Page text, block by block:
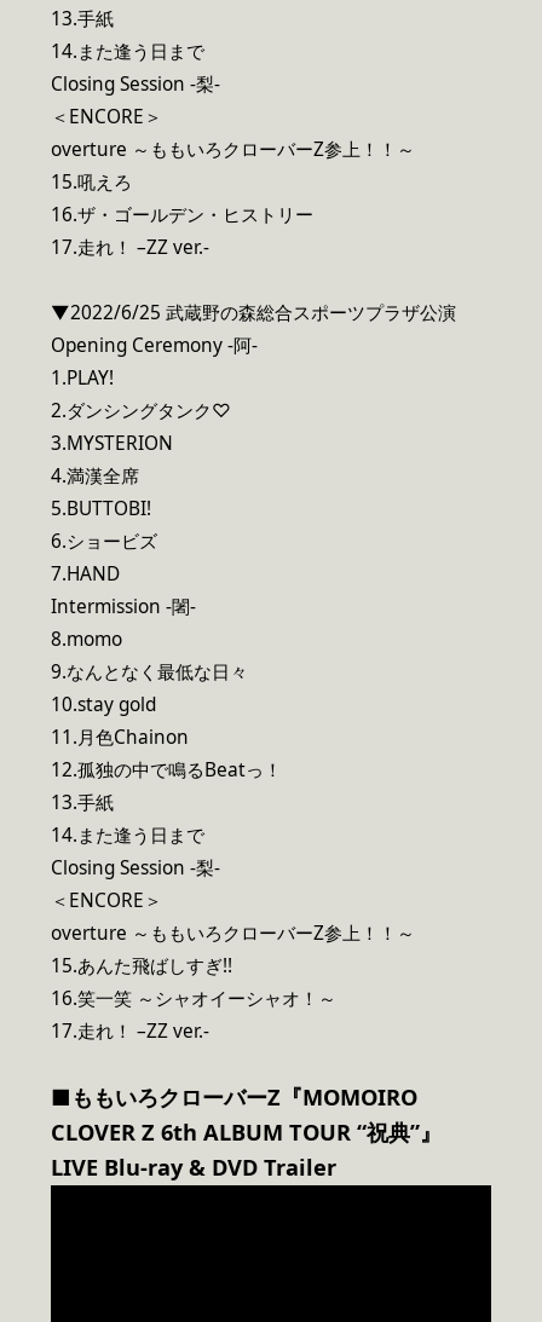
13.手紙
14.また逢う日まで
Closing Session -梨-
＜ENCORE＞
overture ～ももいろクローバーZ参上！！～
15.吼えろ
16.ザ・ゴールデン・ヒストリー
17.走れ！ –ZZ ver.-
▼2022/6/25 武蔵野の森総合スポーツプラザ公演
Opening Ceremony -阿-
1.PLAY!
2.ダンシングタンク♡
3.MYSTERION
4.満漢全席
5.BUTTOBI!
6.ショービズ
7.HAND
Intermission -闍-
8.momo
9.なんとなく最低な日々
10.stay gold
11.月色Chainon
12.孤独の中で鳴るBeatっ！
13.手紙
14.また逢う日まで
Closing Session -梨-
＜ENCORE＞
overture ～ももいろクローバーZ参上！！～
15.あんた⾶ばしすぎ!!
16.笑一笑 ～シャオイーシャオ！～
17.走れ！ –ZZ ver.-
■ももいろクローバーZ『MOMOIRO
CLOVER Z 6th ALBUM TOUR “祝典”』
LIVE Blu-ray & DVD Trailer